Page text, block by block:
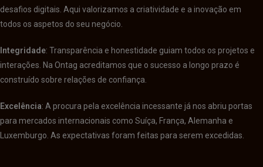
desafios digitais. Aqui valorizamos a criatividade e a inovação em
todos os aspetos do seu negócio.
Integridade: Transparência e honestidade guiam todos os projetos e
interações. Na Ontag acreditamos que o sucesso a longo prazo é
construído sobre relações de confiança.
Excelência: A procura pela excelência incessante já nos abriu portas
para mercados internacionais como Suíça, França, Alemanha e
Luxemburgo. As expectativas foram feitas para serem excedidas.